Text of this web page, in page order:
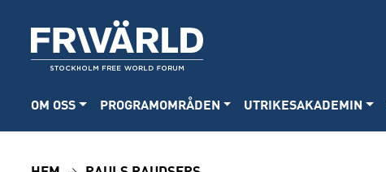
OM OSS PROGRAMOMRÅDEN UTRIKESAKADEMIN